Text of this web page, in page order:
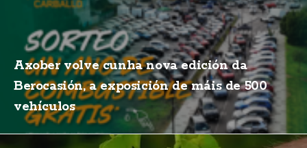
Axober volve cunha nova edición da
Berocasión, a exposición de máis de 500
vehículos